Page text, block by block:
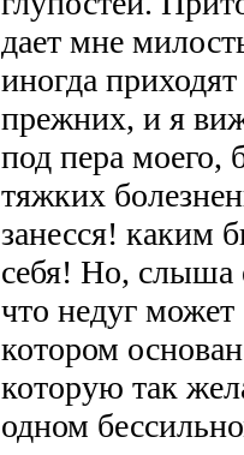
дает мне
иногда
прежних, и я
под пера моего,
тяжких
занесся! каким
себя! Но, слыша
что недуг может
котором
которую так
одном